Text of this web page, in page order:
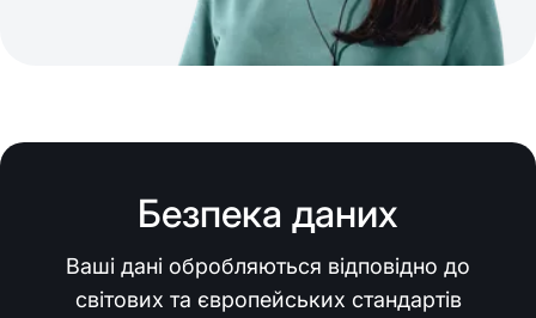
Безпека даних
Ваші дані обробляються відповідно до
світових та європейських стандартів